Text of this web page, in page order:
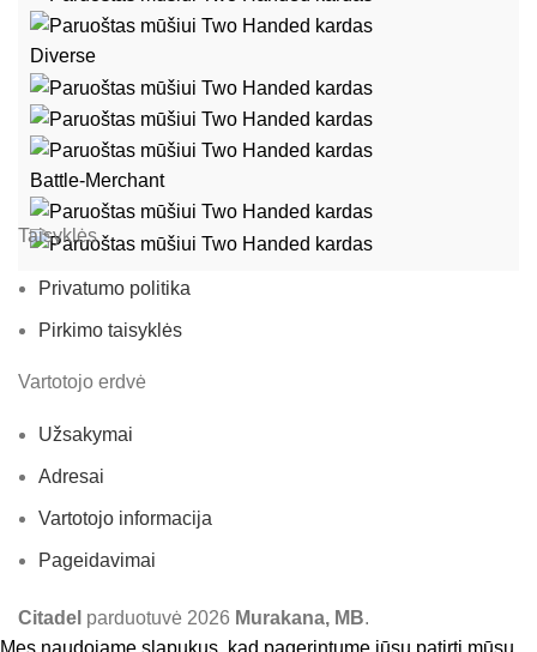
Diverse
Battle-Merchant
Taisyklės
Privatumo politika
Pirkimo taisyklės
Vartotojo erdvė
Užsakymai
Adresai
Vartotojo informacija
Pageidavimai
Citadel parduotuvė 2026 Murakana, MB.
Mes naudojame slapukus, kad pagerintume jūsų patirtį mūsų